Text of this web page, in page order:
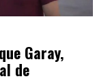
Garay,
de